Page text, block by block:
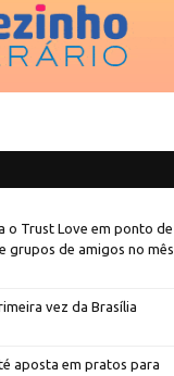
o Trust Love em ponto de
grupos de amigos no mês
vez da Brasília
aposta em pratos para